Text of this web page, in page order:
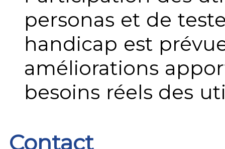
personas et de
handicap est
améliorations
besoins réels des
Contact